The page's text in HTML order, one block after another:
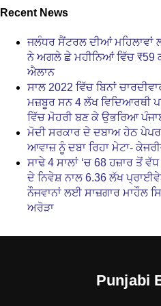
Recent News
ਜਲੰਧਰ ਸੈਂਟਰਲ ਦੀਆਂ ਮਹਿਲਾਵਾਂ
ਨੇ ਅਗਲੇ ਛੇ ਮਹੀਨਿਆਂ ਵਿੱਚ ₹59
ਐਲਾਨ
ਸਾਲ 2022 ਵਿੱਚ ਬਿਨਾਂ
ਮਜ਼ਬੂਰ ਸਨ 4 ਲੱਖ ਵਿਦਿਆਰਥੀ
ਵਿੱਚ ਮੋਹਰੀ ਬਣ ਕੇ ਉਭਰਿਆ
ਮੋਦੀ ਸਰਕਾਰ ਦੇ ਦਬਾਅ ਹੇਠ
ਆਵਾਜ਼ ਨੂੰ ਦਬਾ ਰਿਹਾ ਮੇਟਾ-
ਸਾਢੇ 4 ਸਾਲਾਂ ‘ਚ 68 ਹਜ਼ਾਰ ਤੋਂ
ਦੇ ਨਿਵੇਸ਼ ਨਾਲ 6.36 ਲੱਖ
ਨੌਜਵਾਨਾਂ ਲਈ ਸਾਜ਼ਗਾਰ ਮਾਹੌਲ
ਅਰੋੜਾ
Punjabi